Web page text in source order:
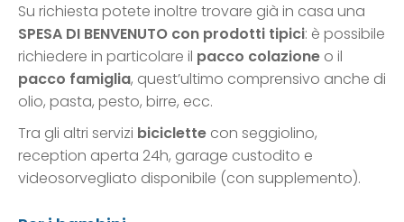
Su richiesta potete inoltre trovare già in casa una
SPESA DI BENVENUTO con prodotti tipici: è possibile
richiedere in particolare il pacco colazione o il
pacco famiglia, quest’ultimo comprensivo anche di
olio, pasta, pesto, birre, ecc.
Tra gli altri servizi biciclette con seggiolino,
reception aperta 24h, garage custodito e
videosorvegliato disponibile (con supplemento).